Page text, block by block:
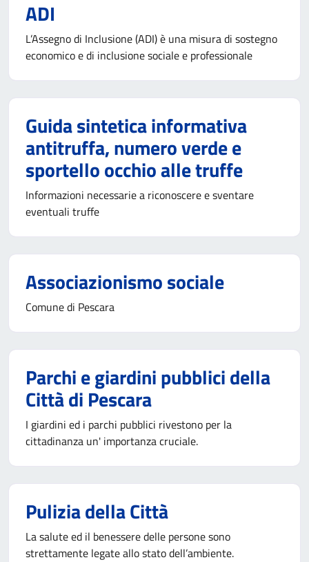
ADI
L’Assegno di Inclusione (ADI) è una misura di sostegno
economico e di inclusione sociale e professionale
Guida sintetica informativa
antitruffa, numero verde e
sportello occhio alle truffe
Informazioni necessarie a riconoscere e sventare
eventuali truffe
Associazionismo sociale
Comune di Pescara
Parchi e giardini pubblici della
Città di Pescara
I giardini ed i parchi pubblici rivestono per la
cittadinanza un' importanza cruciale.
Pulizia della Città
La salute ed il benessere delle persone sono
strettamente legate allo stato dell’ambiente.